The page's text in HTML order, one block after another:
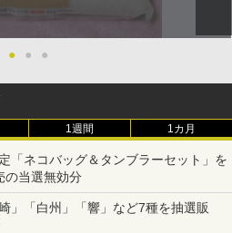
● ● ●
1週間 1カ月
「ネコバッグ＆タンブラーセット」を
の当選無効分
」「白州」「響」など7種を抽選販